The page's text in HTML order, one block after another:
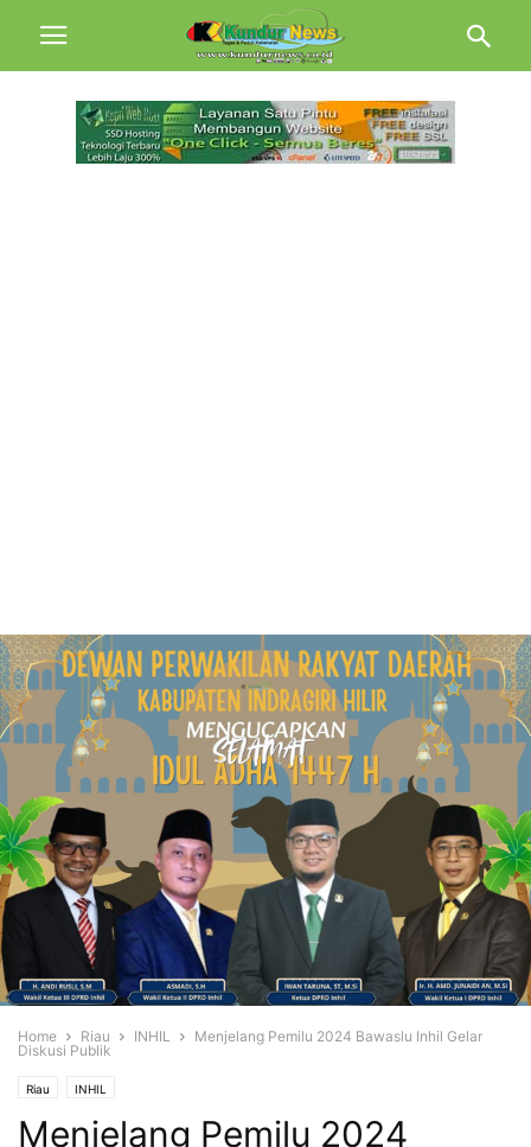
Home Riau INHIL
Menjelang Pemilu 2024 Bawaslu Inhil Gelar
Diskusi Publik
Riau INHIL
Menjelang Pemilu 2024